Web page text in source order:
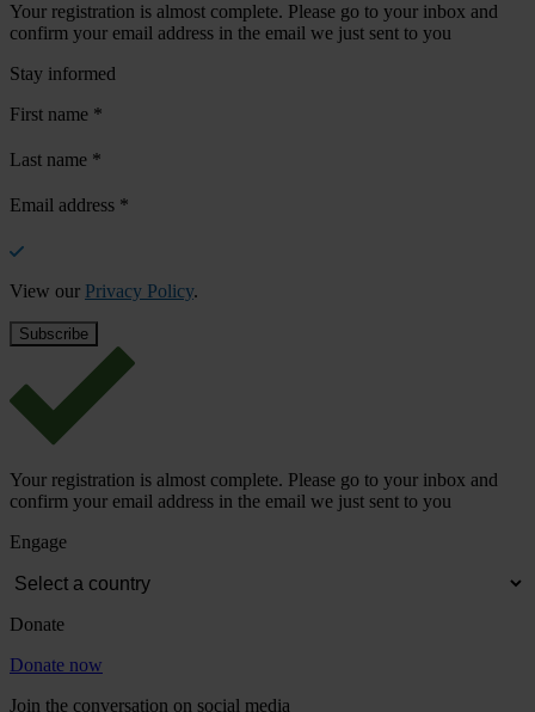
Your registration is almost complete. Please go to your inbox and
confirm your email address in the email we just sent to you
Stay informed
First name *
Last name *
Email address *
View our Privacy Policy.
Your registration is almost complete. Please go to your inbox and
confirm your email address in the email we just sent to you
Engage
Donate
Donate now
Join the conversation on social media